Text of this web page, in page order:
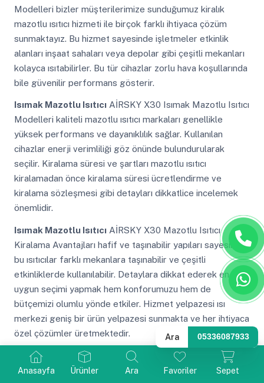
Anasayfa Ürünler Ara Favoriler Sepet
Modelleri bizler müşterilerimize sunduğumuz kiralık
mazotlu ısıtıcı hizmeti ile birçok farklı ihtiyaca çözüm
sunmaktayız. Bu hizmet sayesinde işletmeler etkinlik
alanları inşaat sahaları veya depolar gibi çeşitli mekanları
kolayca ısıtabilirler. Bu tür cihazlar zorlu hava koşullarında
bile güvenilir performans gösterir.
Isımak Mazotlu IsıtıcıAİRSKY X30 Isımak Mazotlu Isıtıcı
Modelleri kaliteli mazotlu ısıtıcı markaları genellikle
yüksek performans ve dayanıklılık sağlar. Kullanılan
cihazlar enerji verimliliği göz önünde bulundurularak
seçilir. Kiralama süresi ve şartları mazotlu ısıtıcı
kiralamadan önce kiralama süresi ücretlendirme ve
kiralama sözleşmesi gibi detayları dikkatlice incelemek
önemlidir.
Isımak Mazotlu IsıtıcıAİRSKY X30 Mazotlu Isıtıcı
Kiralama Avantajları hafif ve taşınabilir yapıları sayesinde
bu ısıtıcılar farklı mekanlara taşınabilir ve çeşitli
etkinliklerde kullanılabilir. Detaylara dikkat ederek en
uygun seçimi yapmak hem konforumuzu hem de
bütçemizi olumlu yönde etkiler. Hizmet yelpazesi ısı
merkezi geniş bir ürün yelpazesi sunmakta ve her ihtiyaca
özel çözümler üretmektedir.
Isımak Mazotlu Isıtıcı
AİRSKY X30 Elektrikli Isımak
Isıtıcılar bu kaplamaların doğru şekilde sertleşmesi ve
Ara 05336087933